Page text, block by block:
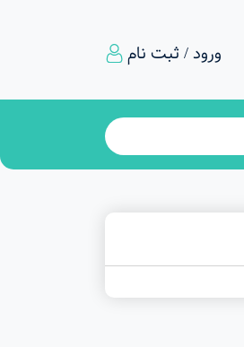
ورود / ثبت نام